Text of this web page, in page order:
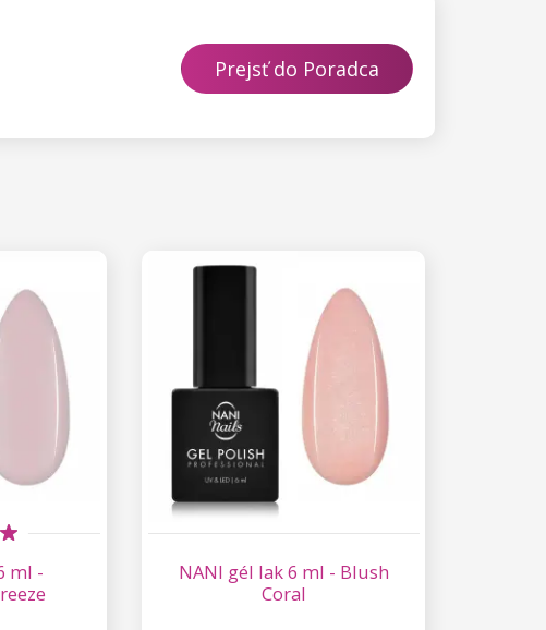
Prejsť do Poradca
ml -
NANI gél lak 6 ml - Blush
Coral